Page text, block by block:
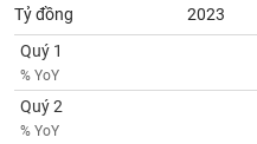
Tỷ đồng 2023
Quý 1
% YoY
Quý 2
% YoY